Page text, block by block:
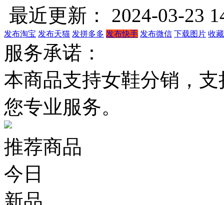
最近更新： 2024-03-23
发布淘宝 发布天猫 发拼多多 发布快手 发布微信 下载图片 收
服务承诺：
本商品支持女鞋分销，
您专业服务。
推荐商品
今日